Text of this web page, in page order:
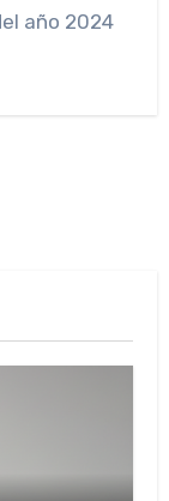
año 2024